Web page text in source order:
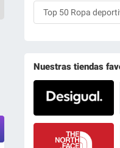
Top 50 Ropa
Nuestras tiendas